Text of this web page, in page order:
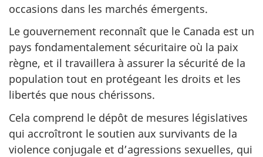
occasions dans les marchés émergents.
Le gouvernement reconnaît que le Canada est un
pays fondamentalement sécuritaire où la paix
règne, et il travaillera à assurer la sécurité de la
population tout en protégeant les droits et les
libertés que nous chérissons.
Cela comprend le dépôt de mesures législatives
qui accroîtront le soutien aux survivants de la
violence conjugale et d’agressions sexuelles, qui